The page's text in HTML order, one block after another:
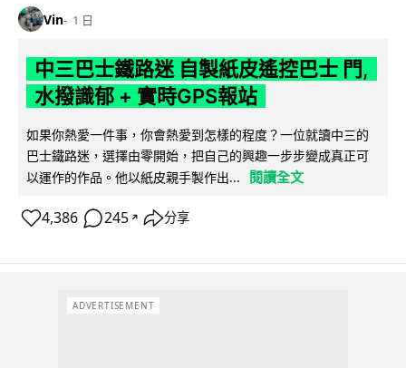
Vin 1 日
中三巴士鐵路迷 自製紙皮遙控巴士 門,
水撥識郁 + 實時GPS報站
如果你熱愛一件事，你會熱愛到怎樣的程度？一位就讀中三的
巴士鐵路迷，選擇由零開始，把自己的興趣一步步變成真正可
以運作的作品。他以紙皮親手製作出...
閱讀全文
4,386 245 ↗ 分享
ADVERTISEMENT